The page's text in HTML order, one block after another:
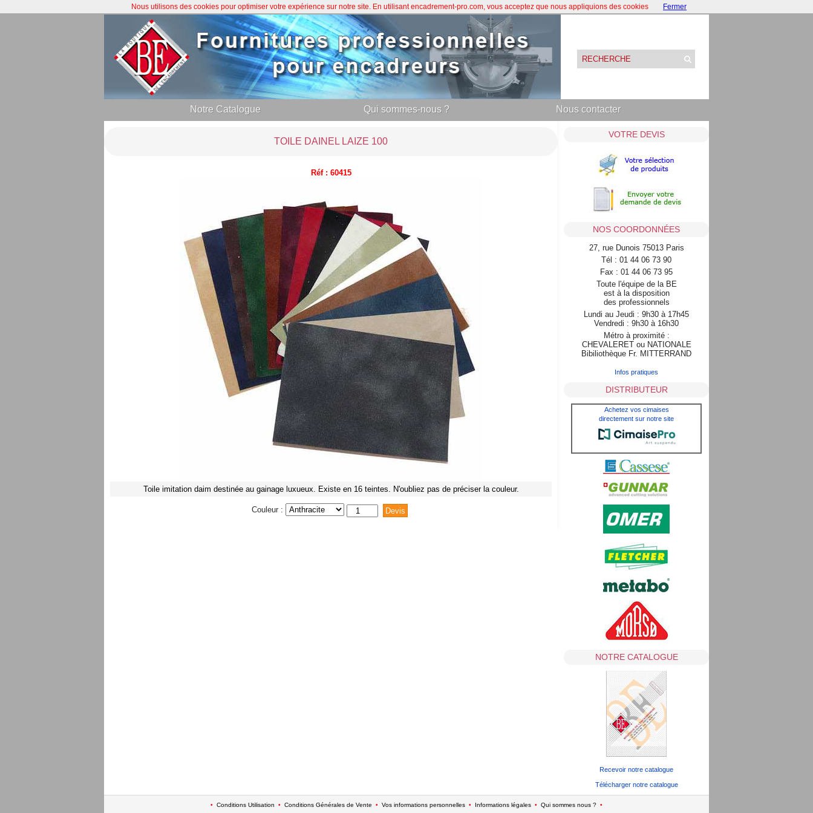
Notre Catalogue Qui sommes-nous ? Nous contacter
TOILE DAINEL LAIZE 100
Réf : 60415
Toile imitation daim destinée au gainage luxueux. Existe en 16 teintes. N'oubliez pas de préciser la couleur.
Couleur :
VOTRE DEVIS
NOS COORDONNÉES
27, rue Dunois 75013 Paris
Tél : 01 44 06 73 90
Fax : 01 44 06 73 95
Toute l'équipe de la BE
est à la disposition
des professionnels
Lundi au Jeudi : 9h30 à 17h45
Vendredi : 9h30 à 16h30
Métro à proximité :
CHEVALERET ou NATIONALE
Bibiliothèque Fr. MITTERRAND
Infos pratiques
DISTRIBUTEUR
Achetez vos cimaises
directement sur notre site
NOTRE CATALOGUE
Recevoir notre catalogue
Télécharger notre catalogue
• Conditions Utilisation • Conditions Générales de Vente • Vos informations personnelles • Informations légales • Qui sommes nous ? •
Nous utilisons des cookies pour optimiser votre expérience sur notre site. En utilisant encadrement-pro.com, vous acceptez que nous appliquions des cookies Fermer